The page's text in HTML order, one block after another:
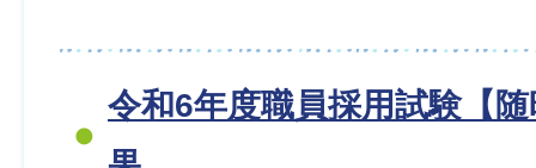
令和6年度職員採用試験【